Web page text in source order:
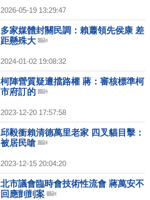
2026-05-19 13:29:47
多家媒體封關民調：賴蕭領先侯康 差
距懸殊大
2024-01-02 19:08:32
柯陣營質疑遭擋路權 蔣：審核標準柯
市府訂的
2023-12-20 17:57:58
邱毅衝賴清德萬里老家 四叉貓目擊：
被居民嗆
2023-12-15 20:04:20
北市議會臨時會技術性流會 蔣萬安不
回應剴剴案